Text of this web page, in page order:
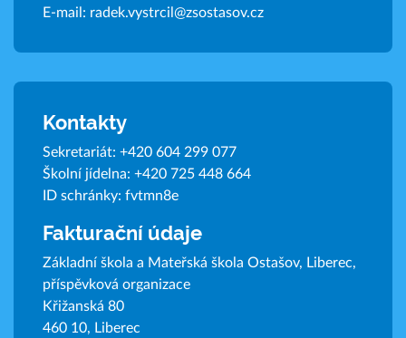
E-mail: radek.vystrcil@zsostasov.cz
Kontakty
Sekretariát: +420 604 299 077
Školní jídelna: +420 725 448 664
ID schránky: fvtmn8e
Fakturační údaje
Základní škola a Mateřská škola Ostašov, Liberec,
příspěvková organizace
Křižanská 80
460 10, Liberec